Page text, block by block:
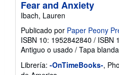
Fear and Anxiety
Ibach, Lauren
Publicado por Paper Peony
ISBN 10: 1952842840 / ISBN
Antiguo o usado / Tapa blanda
Librería: -OnTimeBooks-,